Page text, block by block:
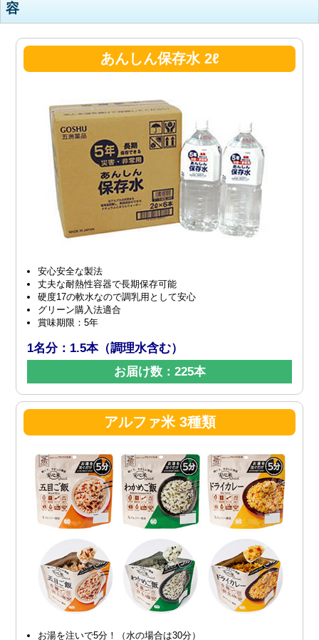
容
あんしん保存水 2ℓ
安心安全な製法
丈夫な耐熱性容器で長期保存可能
硬度17の軟水なので調乳用として安心
グリーン購入法適合
賞味期限：5年
1名分：1.5本（調理水含む）
お届け数：225本
アルファ米 3種類
お湯を注いで5分！（水の場合は30分）